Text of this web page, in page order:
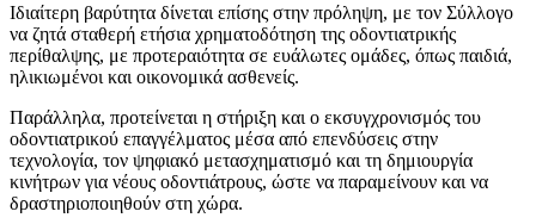
Ιδιαίτερη βαρύτητα δίνεται επίσης στην πρόληψη, με τον Σύλλογο
να ζητά σταθερή ετήσια χρηματοδότηση της οδοντιατρικής
περίθαλψης, με προτεραιότητα σε ευάλωτες ομάδες, όπως παιδιά,
ηλικιωμένοι και οικονομικά ασθενείς.
Παράλληλα, προτείνεται η στήριξη και ο εκσυγχρονισμός του
οδοντιατρικού επαγγέλματος μέσα από επενδύσεις στην
τεχνολογία, τον ψηφιακό μετασχηματισμό και τη δημιουργία
κινήτρων για νέους οδοντιάτρους, ώστε να παραμείνουν και να
δραστηριοποιηθούν στη χώρα.